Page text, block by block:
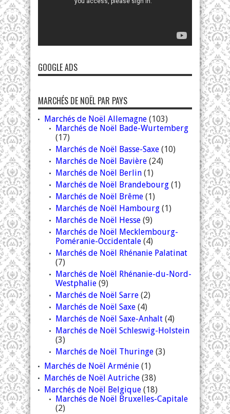
GOOGLE ADS
MARCHÉS DE NOËL PAR PAYS
Marchés de Noël Allemagne (103)
Marchés de Noël Bade-Wurtemberg
(17)
Marchés de Noël Basse-Saxe (10)
Marchés de Noël Bavière (24)
Marchés de Noël Berlin (1)
Marchés de Noël Brandebourg (1)
Marchés de Noël Brême (1)
Marchés de Noël Hambourg (1)
Marchés de Noël Hesse (9)
Marchés de Noël Mecklembourg-
Poméranie-Occidentale (4)
Marchés de Noël Rhénanie Palatinat
(7)
Marchés de Noël Rhénanie-du-Nord-
Westphalie (9)
Marchés de Noël Sarre (2)
Marchés de Noël Saxe (4)
Marchés de Noël Saxe-Anhalt (4)
Marchés de Noël Schleswig-Holstein
(3)
Marchés de Noël Thuringe (3)
Marchés de Noël Arménie (1)
Marchés de Noël Autriche (38)
Marchés de Noël Belgique (18)
Marchés de Noël Bruxelles-Capitale
(2)